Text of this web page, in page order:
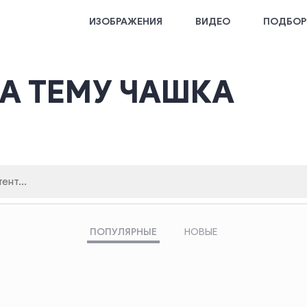
ИЗОБРАЖЕНИЯ ВИДЕО
ТЕМУ ЧАШКА
ПОПУЛЯРНЫЕ НОВЫЕ